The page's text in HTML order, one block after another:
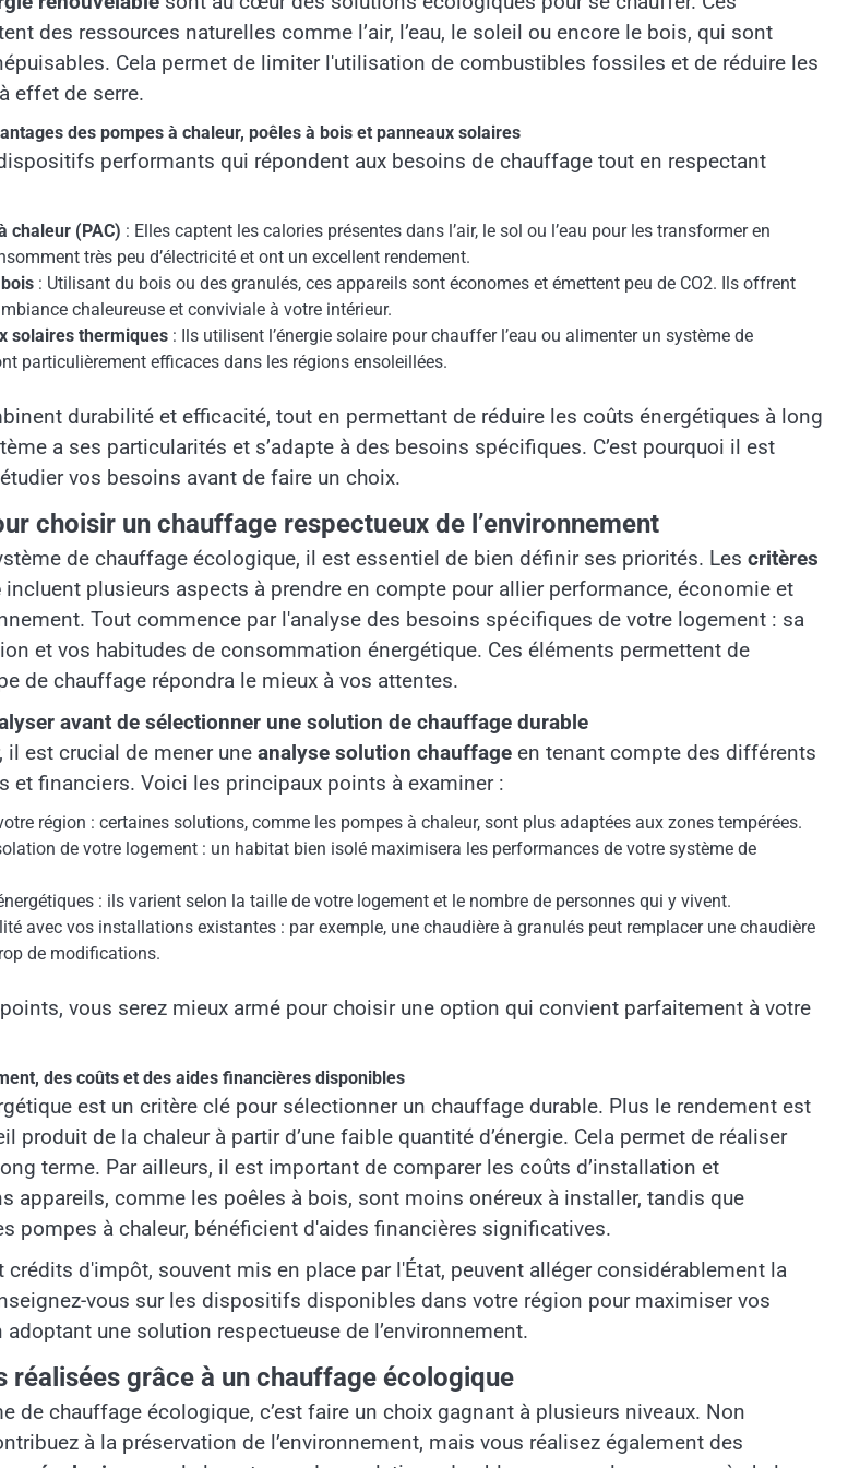
des ressources naturelles comme l’air, l’eau, le soleil ou encore le bois, qui sont
Cela permet de limiter l'utilisation de combustibles fossiles et de réduire les
effet de serre.
des pompes à chaleur, poêles à bois et panneaux solaires
performants qui répondent aux besoins de chauffage tout en respectant
chaleur (PAC) : Elles captent les calories présentes dans l’air, le sol ou l’eau pour les transformer en
très peu d’électricité et ont un excellent rendement.
: Utilisant du bois ou des granulés, ces appareils sont économes et émettent peu de CO2. Ils offrent
chaleureuse et conviviale à votre intérieur.
solaires thermiques : Ils utilisent l’énergie solaire pour chauffer l’eau ou alimenter un système de
particulièrement efficaces dans les régions ensoleillées.
durabilité et efficacité, tout en permettant de réduire les coûts énergétiques à long
a ses particularités et s’adapte à des besoins spécifiques. C’est pourquoi il est
vos besoins avant de faire un choix.
choisir un chauffage respectueux de l’environnement
de chauffage écologique, il est essentiel de bien définir ses priorités. Lescritères
incluent plusieurs aspects à prendre en compte pour allier performance, économie et
Tout commence par l'analyse des besoins spécifiques de votre logement : sa
et vos habitudes de consommation énergétique. Ces éléments permettent de
de chauffage répondra le mieux à vos attentes.
avant de sélectionner une solution de chauffage durable
il est crucial de mener uneanalyse solution chauffage en tenant compte des différents
et financiers. Voici les principaux points à examiner :
région : certaines solutions, comme les pompes à chaleur, sont plus adaptées aux zones tempérées.
de votre logement : un habitat bien isolé maximisera les performances de votre système de
: ils varient selon la taille de votre logement et le nombre de personnes qui y vivent.
avec vos installations existantes : par exemple, une chaudière à granulés peut remplacer une chaudière
de modifications.
vous serez mieux armé pour choisir une option qui convient parfaitement à votre
des coûts et des aides financières disponibles
est un critère clé pour sélectionner un chauffage durable. Plus le rendement est
produit de la chaleur à partir d’une faible quantité d’énergie. Cela permet de réaliser
terme. Par ailleurs, il est important de comparer les coûts d’installation et
appareils, comme les poêles à bois, sont moins onéreux à installer, tandis que
pompes à chaleur, bénéficient d'aides financières significatives.
crédits d'impôt, souvent mis en place par l'État, peuvent alléger considérablement la
vous sur les dispositifs disponibles dans votre région pour maximiser vos
une solution respectueuse de l’environnement.
réalisées grâce à un chauffage écologique
de chauffage écologique, c’est faire un choix gagnant à plusieurs niveaux. Non
à la préservation de l’environnement, mais vous réalisez également des